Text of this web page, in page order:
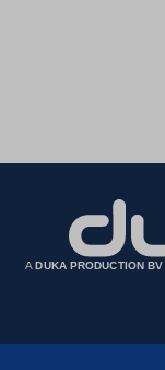
ADUKA PRODUCTION BV